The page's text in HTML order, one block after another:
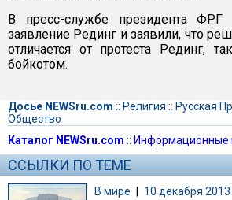
В пресс-службе президента ФРГ
заявление Рединг и заявили, что
отличается от протеста Рединг,
бойкотом.
Досье NEWSru.com :: Религия :: Русская
Общество
Каталог NEWSru.com :: Информационные
ССЫЛКИ ПО ТЕМЕ
В мире | 10 декабря 2013